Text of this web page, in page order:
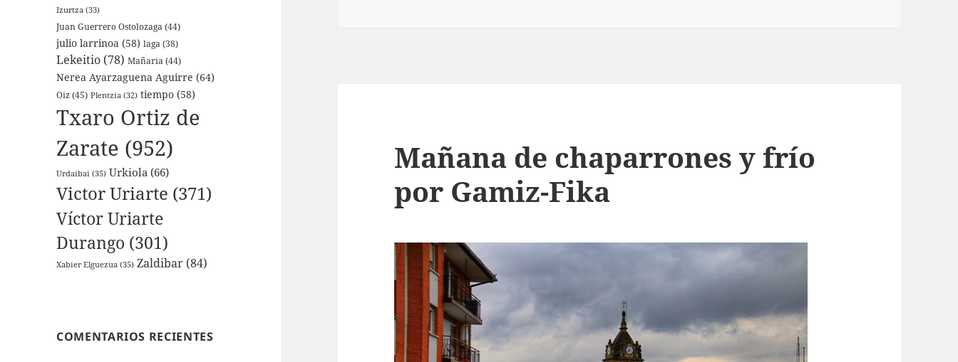
Izurtza (33)
Juan Guerrero Ostolozaga(44)
julio larrinoa (58) laga (38)
Lekeitio (78) Mañaria(44)
Nerea Ayarzaguena Aguirre (64)
Oiz(45) Plentzia (32) tiempo (58)
Txaro Ortiz de
Zarate (952)
Urdaibai (35) Urkiola (66)
Victor Uriarte (371)
Víctor Uriarte
Durango (301)
Xabier Elguezua (35) Zaldibar (84)
COMENTARIOS RECIENTES
Mañana de chaparrones y frío
por Gamiz-Fika